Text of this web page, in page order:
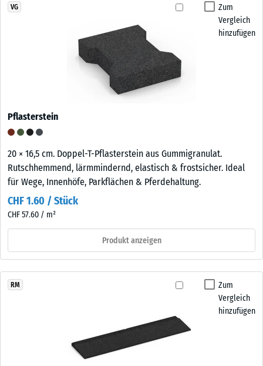
Zum
Vergleich
hinzufügen
VG
Pflasterstein
20 × 16,5 cm. Doppel-T-Pflasterstein aus Gummigranulat.
Rutschhemmend, lärmmindernd, elastisch & frostsicher. Ideal
für Wege, Innenhöfe, Parkflächen & Pferdehaltung.
CHF 1.60 / Stück
CHF 57.60 / m²
Produkt anzeigen
Zum
Vergleich
hinzufügen
RM